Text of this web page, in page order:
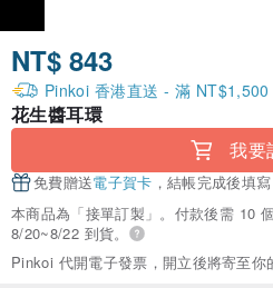
NT$ 843
Pinkoi 香港直送 - 滿 NT$1,500
花生醬耳環
我要
免費贈送電子賀卡 ，結帳完成後填寫
本商品為「接單訂製」。付款後需 10
8/20~8/22 到貨。
Pinkoi 代開電子發票，開立後將寄至你